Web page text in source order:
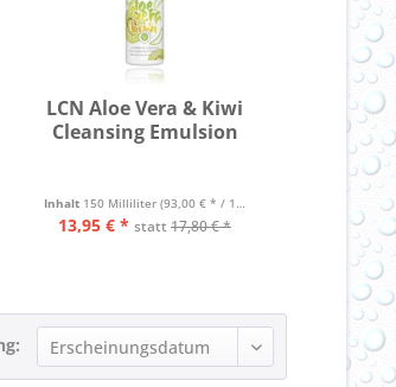
LCN Aloe Vera & Kiwi
Cleansing Emulsion
Inhalt 150 Milliliter (93,00 € * / 1 Liter)
13,95 € * statt 17,80 € *
LCN
50
ab 5,45 €